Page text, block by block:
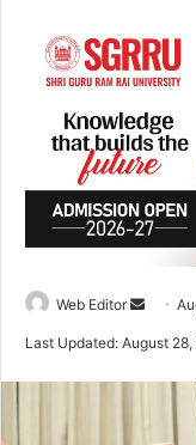
Web Editor
Last Updated: August